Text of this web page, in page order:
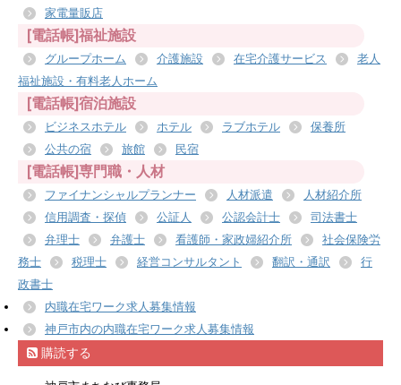
家電量販店
[電話帳]福祉施設
グループホーム 介護施設 在宅介護サービス
老人
福祉施設・有料老人ホーム
[電話帳]宿泊施設
ビジネスホテル ホテル ラブホテル
保養所
公共の宿
旅館 民宿
[電話帳]専門職・人材
ファイナンシャルプランナー 人材派遣
人材紹介所
信用調査・探偵
公証人 公認会計士
司法書士
弁理士
弁護士 看護師・家政婦紹介所
社会保険労
務士
税理士 経営コンサルタント 翻訳・通訳
行
政書士
内職在宅ワーク求人募集情報
神戸市内の内職在宅ワーク求人募集情報
購読する